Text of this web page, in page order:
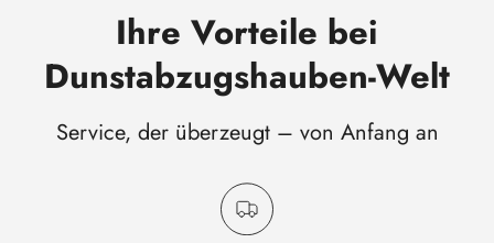
Ihre Vorteile bei
Dunstabzugshauben-Welt
Service, der überzeugt – von Anfang an